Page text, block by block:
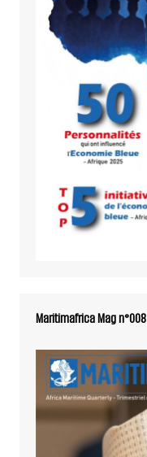
Maritimafrica Mag n°008